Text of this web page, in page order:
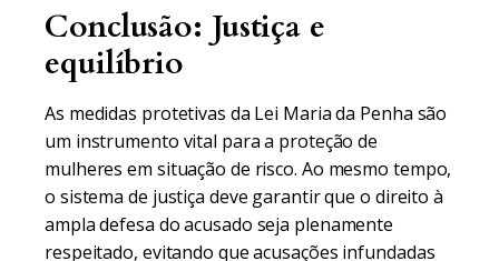
Conclusão: Justiça e
equilíbrio
As medidas protetivas da Lei Maria da Penha são
um instrumento vital para a proteção de
mulheres em situação de risco. Ao mesmo tempo,
o sistema de justiça deve garantir que o direito à
ampla defesa do acusado seja plenamente
respeitado, evitando que acusações infundadas